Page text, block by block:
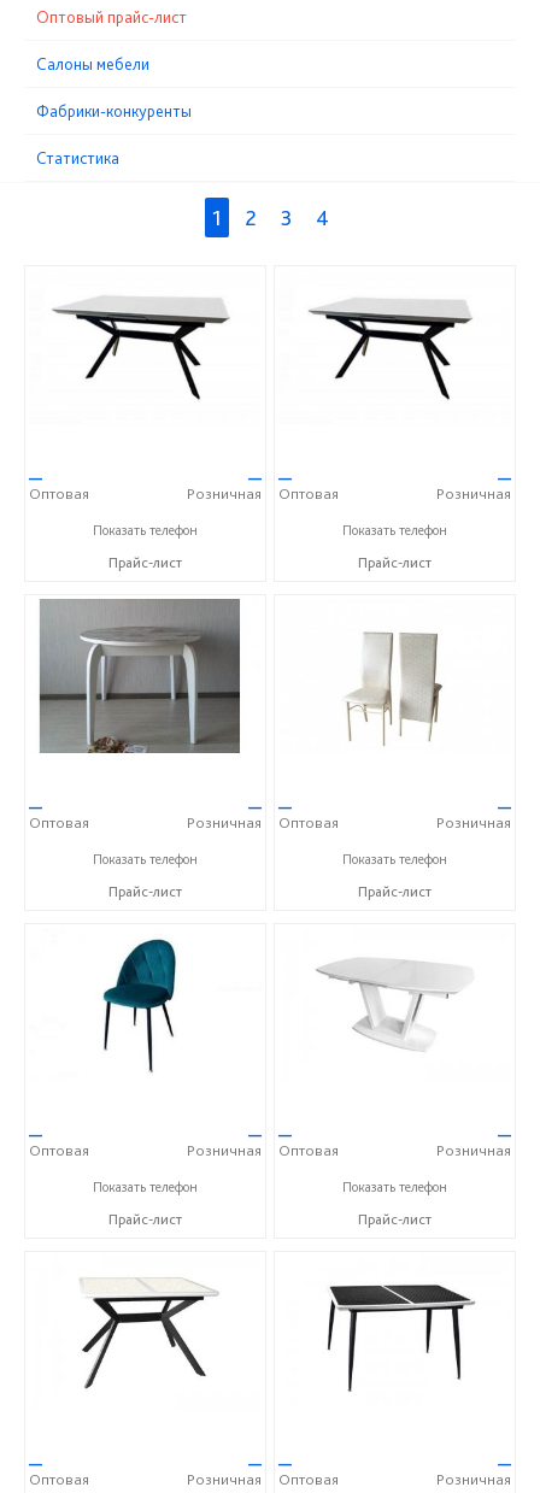
Оптовый прайс-лист
Cалоны мебели
Фабрики-конкуренты
Статистика
1 2 3 4
—
Оптовая
—
Розничная
+7 (84235) 5-57-31
Показать телефон
Прайс-лист
—
Оптовая
—
Розничная
+7 (84235) 5-57-31
Показать телефон
Прайс-лист
—
Оптовая
—
Розничная
+7 (84235) 5-57-31
Показать телефон
Прайс-лист
—
Оптовая
—
Розничная
+7 (84235) 5-57-31
Показать телефон
Прайс-лист
—
Оптовая
—
Розничная
+7 (84235) 5-57-31
Показать телефон
Прайс-лист
—
Оптовая
—
Розничная
+7 (84235) 5-57-31
Показать телефон
Прайс-лист
—
Оптовая
—
Розничная
—
Оптовая
—
Розничная